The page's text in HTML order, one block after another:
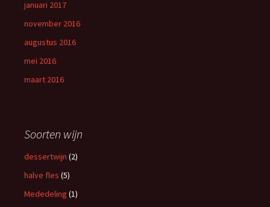
januari 2017
november 2016
augustus 2016
mei 2016
maart 2016
Soorten wijn
dessertwijn (2)
halve fles (5)
Mededeling (1)